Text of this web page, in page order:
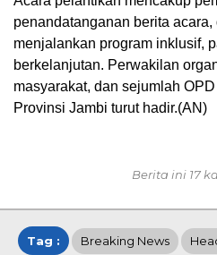
penandatanganan berita
menjalankan program inklusif,
berkelanjutan. Perwakilan
masyarakat, dan sejumlah
Provinsi Jambi turut hadir.(AN)
Berita ini 17
Tag : Breaking News